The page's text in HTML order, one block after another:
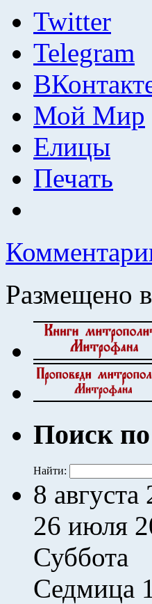
Twitter
Telegram
Мой Мир
Елицы
Печать
Размещено в
Поиск
Найти:
8 августа
26 июля
Суббота
Седмица